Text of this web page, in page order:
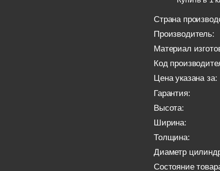
Страна
Производитель:
Материал
Код
Цена указана за:
Гарантия:
Высота:
Ширина:
Толщина:
Диаметр
Состояние